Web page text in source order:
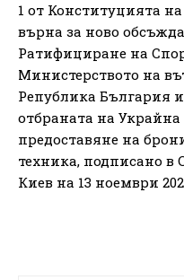
1 от Конституцията
върна за ново
Ратифициране на
Министерството на
Република България
отбраната на Украйна
предоставяне на
техника, подписано в
Киев на 13 ноември